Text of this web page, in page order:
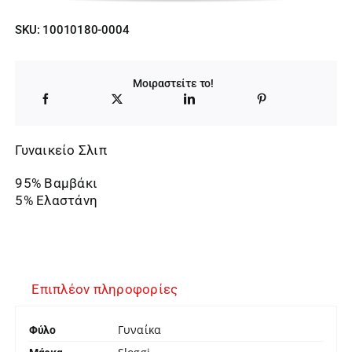
price
11,00 €.
τρέχουσα
είναι:
9,35 €.
SKU: 10010180-0004
Μοιραστείτε το!
Γυναικείο Σλιπ
95% Βαμβάκι
5% Ελαστάνη
Επιπλέον πληροφορίες
Φύλο Γυναίκα